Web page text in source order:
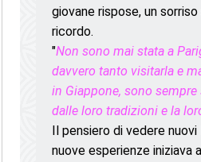
giovane rispose, un
ricordo.
"Non sono mai stata a
davvero tanto visitarla e
in Giappone, sono
dalle loro tradizioni e la
Il pensiero di vedere
nuove esperienze iniziava